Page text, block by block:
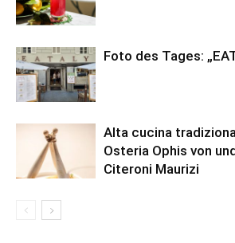
Foto des Tages:
Alta cucina
Osteria Ophis von
Citeroni Maurizi